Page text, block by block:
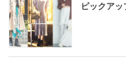
ピックア